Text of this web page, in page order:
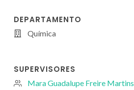
DEPARTAMENTO
Química
SUPERVISORES
Mara Guadalupe Freire Martins